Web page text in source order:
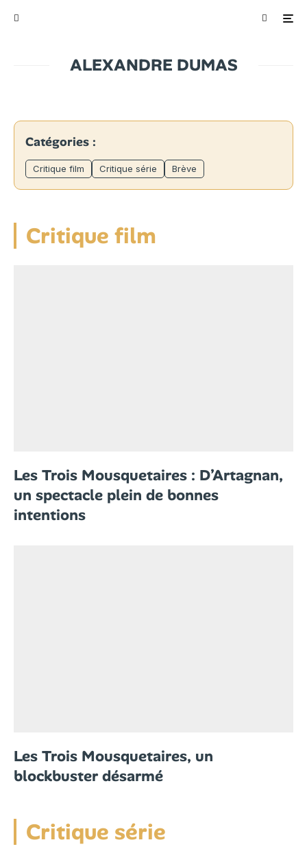
ALEXANDRE DUMAS
Catégories :
Critique film Critique série Brève
Critique film
Les Trois Mousquetaires : D’Artagnan,
un spectacle plein de bonnes
intentions
Les Trois Mousquetaires, un
blockbuster désarmé
Critique série